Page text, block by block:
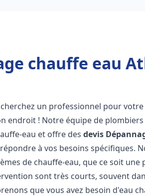
chauffe eau
un professionnel pour
endroit ! Notre équipe de
eau et offre desdevis
à vos besoins spécifiques.
de chauffe-eau, que ce soit
sont très courts, souvent
que vous avez besoin d'eau